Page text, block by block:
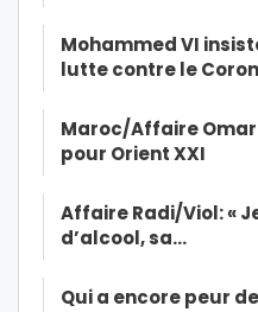
Mohammed VI
lutte contre le
Maroc/Affaire
pour Orient XXI
Affaire Radi/Viol: «
d’alcool, sa…
Qui a encore peur